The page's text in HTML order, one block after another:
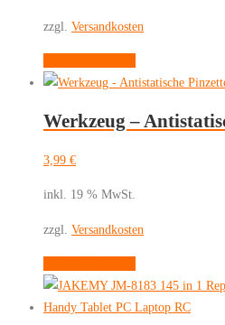
zzgl. Versandkosten
Werkzeug –
3,99 €
inkl. 19 % MwSt.
zzgl. Versandkosten